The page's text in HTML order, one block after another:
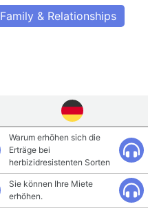
Family & Relationships
Warum erhöhen sich die
Erträge bei
herbizidresistenten Sorten
Sie können Ihre Miete
erhöhen.